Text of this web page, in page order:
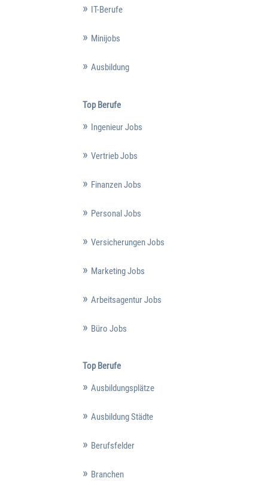
IT-Berufe
Minijobs
Ausbildung
Top Berufe
Ingenieur Jobs
Vertrieb Jobs
Finanzen Jobs
Personal Jobs
Versicherungen Jobs
Marketing Jobs
Arbeitsagentur Jobs
Büro Jobs
Top Berufe
Ausbildungsplätze
Ausbildung Städte
Berufsfelder
Branchen